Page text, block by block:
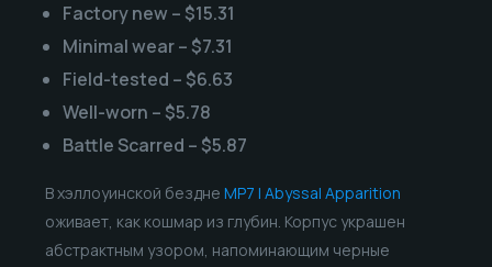
Factory new – $15.31
Minimal wear – $7.31
Field-tested – $6.63
Well-worn – $5.78
Battle Scarred – $5.87
В хэллоуинской бездне MP7 | Abyssal Apparition
оживает, как кошмар из глубин. Корпус украшен
абстрактным узором, напоминающим черные